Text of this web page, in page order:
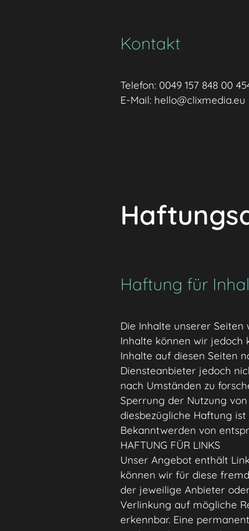
Kontakt
Telefon: 0049 157 848 00
E-Mail: hello@clixmedia.eu
Haftung für
Die Inhalte unserer
Inhalte können wir jedoch
Inhalte auf diesen Seiten
Diensteanbieter jedoch
nach Umständen zu
Sperrung der Nutzung
diesbezügliche Haftung
Bekanntwerden von
HAFTUNG FÜR LINKS
Unser Angebot enthält
können wir für diese
der jeweilige Anbieter
Verlinkung auf mögliche
erkennbar. Eine